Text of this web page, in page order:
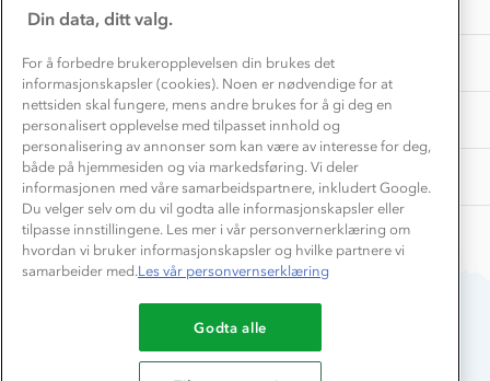
OM OSS
TIPS OG RÅD
Store størrelser
Turmat oppskrifter
Beredskap
AKTIVITETER
Storms turtips🐿️
Leirskole 🥾
Barnehageansatt
Tips til hyttetur
Du betaler enkelt med
Din data, ditt valg.
For å forbedre brukeropplevelsen din brukes det
informasjonskapsler (cookies). Noen er nødvendige for at
nettsiden skal fungere, mens andre brukes for å gi deg en
personalisert opplevelse med tilpasset innhold og
personalisering av annonser som kan være av interesse for deg,
både på hjemmesiden og via markedsføring. Vi deler
informasjonen med våre samarbeidspartnere, inkludert Google.
Du velger selv om du vil godta alle informasjonskapsler eller
tilpasse innstillingene. Les mer i vår personvernerklæring om
hvordan vi bruker informasjonskapsler og hvilke partnere vi
samarbeider med.Les vår personvernserklæring
Godta alle